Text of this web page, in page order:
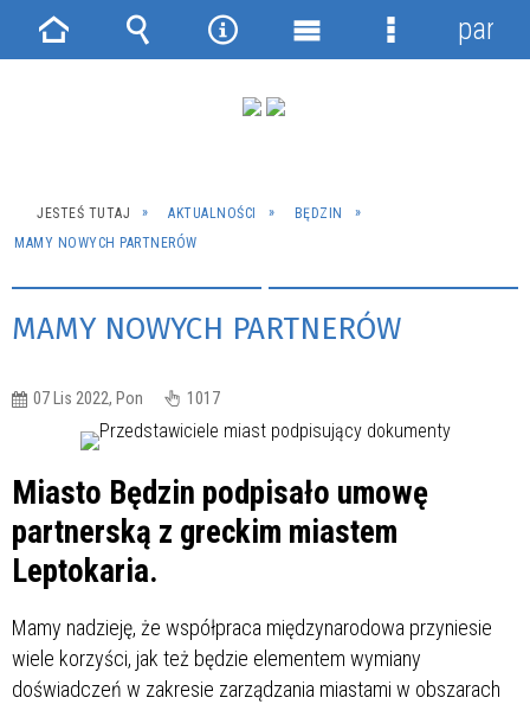
JESTEŚ TUTAJ AKTUALNOŚCI
BĘDZIN
MAMY NOWYCH PARTNERÓW
MAMY NOWYCH PARTNERÓW
07 Lis 2022, Pon 1017
Miasto Będzin podpisało umowę
partnerską z greckim miastem
Leptokaria.
Mamy nadzieję, że współpraca międzynarodowa przyniesie
wiele korzyści, jak też będzie elementem wymiany
doświadczeń w zakresie zarządzania miastami w obszarach
Strona Wyszukiwarka
NarzędziaMenu
Menu
panel